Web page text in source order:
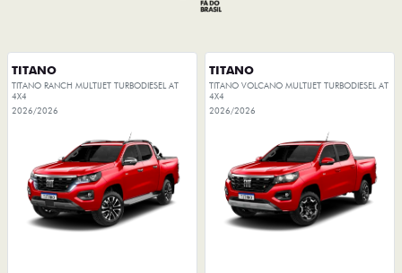
TITANO
TITANO RANCH MULTIJET TURBODIESEL AT
4X4
2026/2026
TITANO
TITANO VOLCANO MULTIJET TURBODIESEL AT
4X4
2026/2026